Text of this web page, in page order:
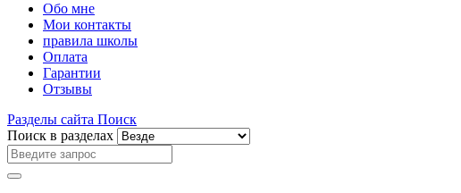
Обо мне
Мои контакты
правила школы
Оплата
Гарантии
Отзывы
Разделы сайта Поиск
Поиск в разделах